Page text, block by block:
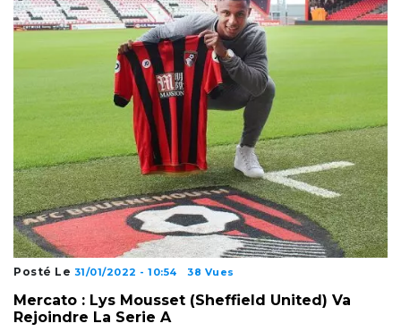
Posté Le 31/01/2022 - 10:54 38 Vues
Mercato : Lys Mousset (Sheffield United) Va
Rejoindre La Serie A